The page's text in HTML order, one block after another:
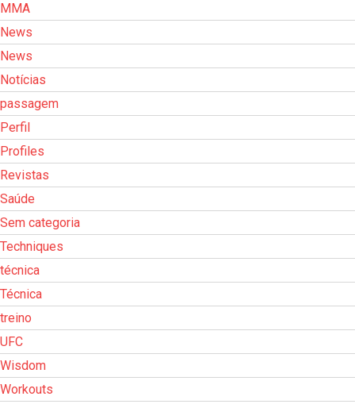
MMA
News
News
Notícias
passagem
Perfil
Profiles
Revistas
Saúde
Sem categoria
Techniques
técnica
Técnica
treino
UFC
Wisdom
Workouts